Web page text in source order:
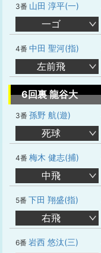
3番 山田 淳平(一)
一ゴ
4番 中田 聖河(指)
左前飛
6回裏 龍谷大
3番 孫野 航(遊)
死球
4番 梅木 健志(捕)
中飛
5番 下田 翔盛(指)
右飛
6番 岩西 悠汰(三)